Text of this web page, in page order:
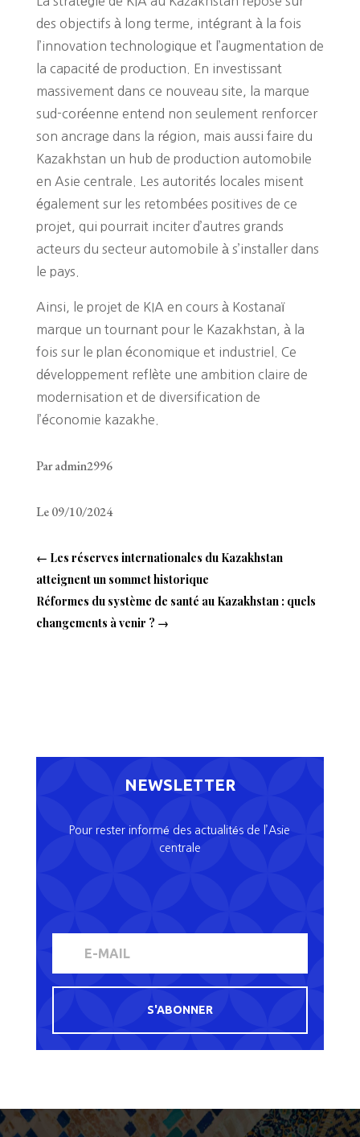
des objectifs à long terme, intégrant à la fois
l’innovation technologique et l’augmentation de
la capacité de production. En investissant
massivement dans ce nouveau site, la marque
sud-coréenne entend non seulement renforcer
son ancrage dans la région, mais aussi faire du
Kazakhstan un hub de production automobile
en Asie centrale. Les autorités locales misent
également sur les retombées positives de ce
projet, qui pourrait inciter d’autres grands
acteurs du secteur automobile à s’installer dans
le pays.
Ainsi, le projet de KIA en cours à Kostanaï
marque un tournant pour le Kazakhstan, à la
fois sur le plan économique et industriel. Ce
développement reflète une ambition claire de
modernisation et de diversification de
l’économie kazakhe.
Par admin2996
Le 09/10/2024
← Les réserves internationales du Kazakhstan
atteignent un sommet historique
Réformes du système de santé au Kazakhstan : quels
changements à venir ? →
NEWSLETTER
Pour rester informé des actualités de l’Asie
centrale
S'ABONNER